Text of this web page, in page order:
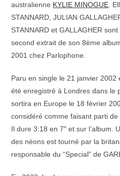
australienne KYLIE MINOGUE .
STANNARD, JULIAN
STANNARD et GALLAGHER
second extrait de son 8ème
2001 chez Parlophone.
Paru en single le 21 janvier 2002
été enregistré à Londres dans le
sortira en Europe le 18 février
considéré comme faisant parti de
Il dure 3:18 en 7″ et sur l’album.
des néons est tourné par la
responsable du “Special” de